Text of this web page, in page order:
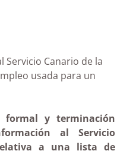
Servicio Canario de la
usada para un
formal y terminación
al Servicio
a una lista de